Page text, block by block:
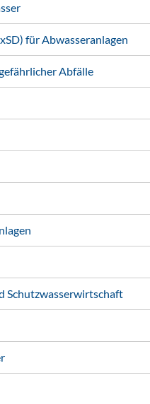
für Abwasseranlagen
Abfälle
Schutzwasserwirtschaft